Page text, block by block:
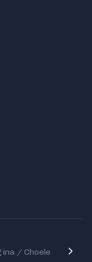
/ Choele